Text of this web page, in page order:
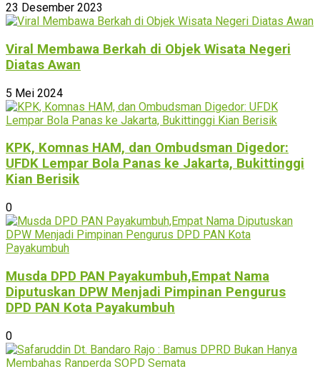
23 Desember 2023
Viral Membawa Berkah di Objek Wisata Negeri
Diatas Awan
5 Mei 2024
KPK, Komnas HAM, dan Ombudsman Digedor:
UFDK Lempar Bola Panas ke Jakarta, Bukittinggi
Kian Berisik
0
Musda DPD PAN Payakumbuh,Empat Nama
Diputuskan DPW Menjadi Pimpinan Pengurus
DPD PAN Kota Payakumbuh
0